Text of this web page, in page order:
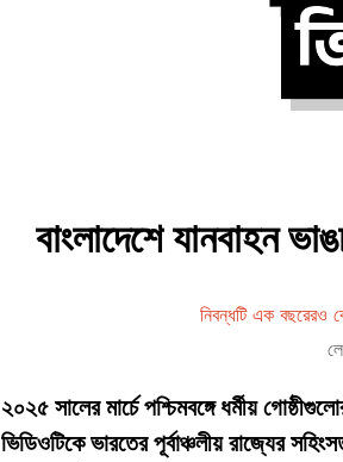
বাংলাদেশে যানবাহন
নিবন্ধটি এক বছরেরও
২০২৫ সালের মার্চে পশ্চিমবঙ্গে ধর্মীয়
ভিডিওটিকে ভারতের পূর্বাঞ্চলীয় রাজ্যের